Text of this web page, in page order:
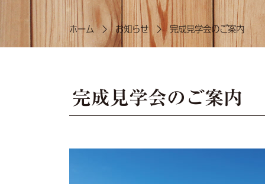
ホーム お知らせ 完成見学会のご案内
完成見学会のご案内